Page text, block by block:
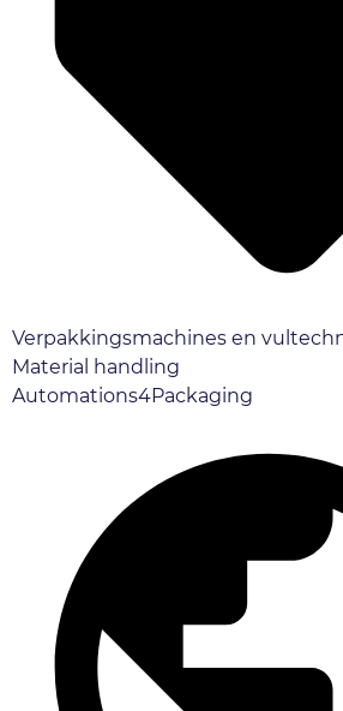
Verpakkingsmachines en
Material handling
Automations4Packaging